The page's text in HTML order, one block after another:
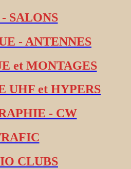
SALONS
- ANTENNES
et MONTAGES
UHF et HYPERS
- CW
CLUBS